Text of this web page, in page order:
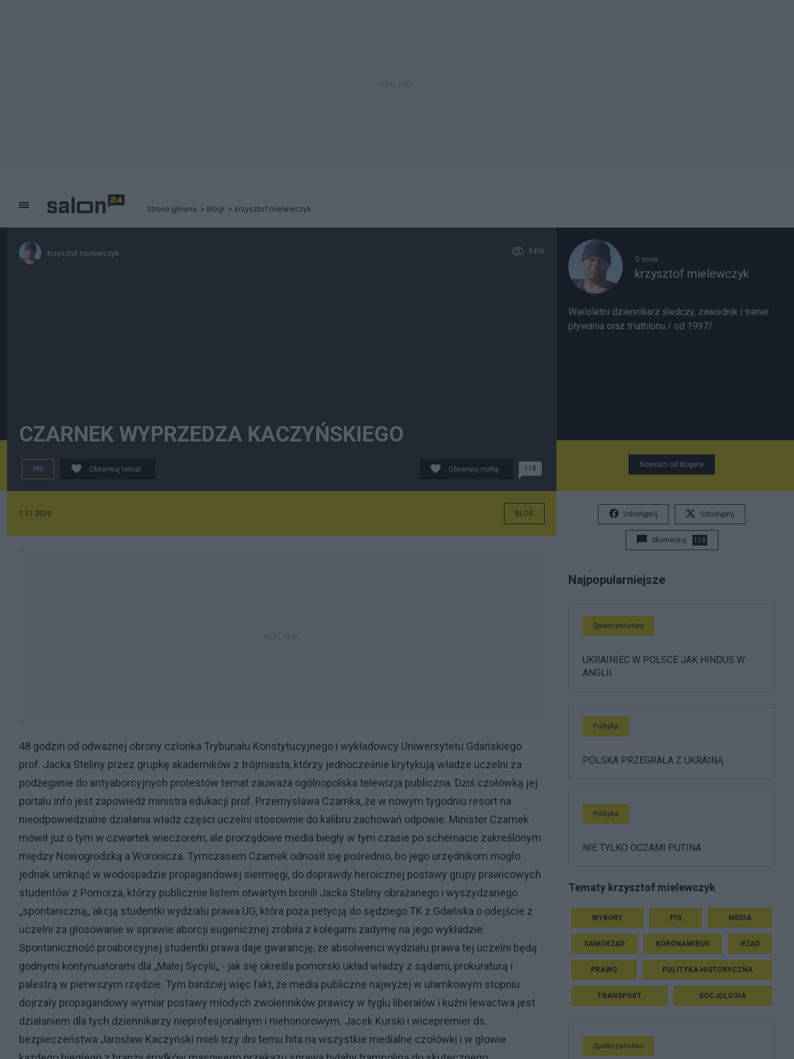
Strona główna Blogi krzysztof mielewczyk
krzysztof mielewczyk 3406
CZARNEK WYPRZEDZA KACZYŃSKIEGO
PIS Obserwuj temat Obserwuj notkę 118
1.11.2020 BLOG
48 godzin od odważnej obrony członka Trybunału Konstytucyjnego i wykładowcy Uniwersytetu Gdańskiego
prof. Jacka Steliny przez grupkę akademików z trójmiasta, którzy jednocześnie krytykują władze uczelni za
podżeganie do antyaborcyjnych protestów temat zauważa ogólnopolska telewizja publiczna. Dziś czołówką jej
portalu info jest zapowiedź ministra edukacji prof. Przemysława Czarnka, że w nowym tygodniu resort na
nieodpowiedzialne działania władz części uczelni stosownie do kalibru zachowań odpowie. Minister Czarnek
mówił już o tym w czwartek wieczorem, ale prorządowe media biegły w tym czasie po schemacie zakreślonym
między Nowogrodzką a Woronicza. Tymczasem Czarnek odnosił się pośrednio, bo jego urzędnikom mogło
jednak umknąć w wodospadzie propagandowej siermięgi, do doprawdy heroicznej postawy grupy prawicowych
studentów z Pomorza, którzy publicznie listem otwartym bronili Jacka Steliny obrażanego i wyszydzanego
,,spontaniczną,, akcją studentki wydziału prawa UG, która poza petycją do sędziego TK z Gdańska o odejście z
uczelni za głosowanie w sprawie aborcji eugenicznej zrobiła z kolegami zadymę na jego wykładzie.
Spontaniczność proaborcyjnej studentki prawa daje gwarancję, że absolwenci wydziału prawa tej uczelni będą
godnymi kontynuatorami dla ,,Małej Sycylii,, - jak się określa pomorski układ władzy z sądami, prokuraturą i
palestrą w pierwszym rzędzie. Tym bardziej więc fakt, że media publiczne najwyżej w ułamkowym stopniu
dojrzały propagandowy wymiar postawy młodych zwolenników prawicy w tyglu liberałów i kuźni lewactwa jest
działaniem dla tych dziennikarzy nieprofesjonalnym i niehonorowym. Jacek Kurski i wicepremier ds.
bezpieczeństwa Jarosław Kaczyński mieli trzy dni temu hita na wszystkie medialne czołówki i w głowie
O mnie
krzysztof mielewczyk
Wieloletni dziennikarz śledczy, zawodnik i trener
pływania oraz triathlonu / od 1997/
Nowości od blogera
Udostępnij Udostępnij
Skomentuj 118
Najpopularniejsze
Społeczeństwo
UKRAINIEC W POLSCE JAK HINDUS W
ANGLII
Polityka
POLSKA PRZEGRAŁA Z UKRAINĄ
Polityka
NIE TYLKO OCZAMI PUTINA
Tematy krzysztof mielewczyk
WYBORY PIS MEDIA
SAMORZĄD KORONAWIRUS RZĄD
PRAWO POLITYKA HISTORYCZNA
TRANSPORT SOCJOLOGIA
Społeczeństwo